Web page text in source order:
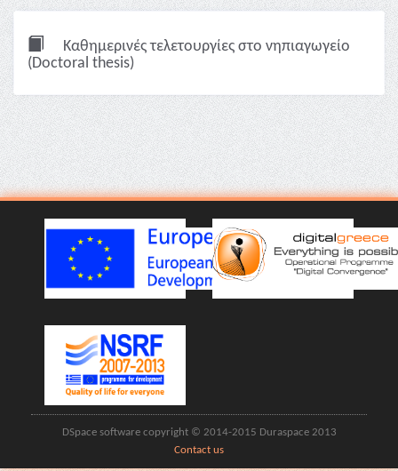
Καθημερινές τελετουργίες στο νηπιαγωγείο
(Doctoral thesis)
DSpace software copyright © 2014-2015 Duraspace 2013
Contact us